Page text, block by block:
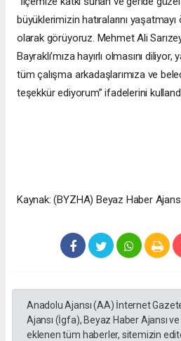
büyüklerimizin hatıralarını
olarak görüyoruz. Mehmet Ali
Bayraklı’mıza hayırlı olmasını
tüm çalışma arkadaşlarımıza ve
teşekkür ediyorum” ifadelerini
Kaynak: (BYZHA) Beyaz Haber
Anadolu Ajansı (AA) İnternet
Ajansı (İgfa), Beyaz Haber Ajansı
eklenen tüm haberler, sitemizin